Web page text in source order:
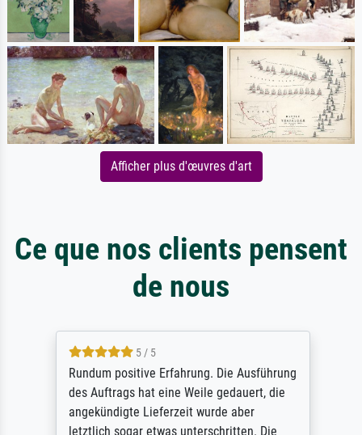
Afficher plus d'œuvres d'art
Ce que nos clients pensent
de nous
5 / 5
Rundum positive Erfahrung. Die Ausführung
des Auftrags hat eine Weile gedauert, die
angekündigte Lieferzeit wurde aber
letztlich sogar etwas unterschritten. Die